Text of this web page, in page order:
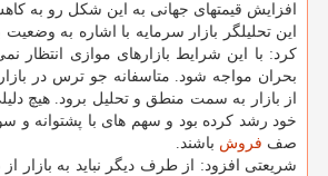
افزایش قیمتهای جهانی به این شکل رو به
این تحلیلگر بازار سرمایه با اشاره به وضعیت
کرد: با این شرایط بازارهای موازی انتظار
بحران مواجه شود. متاسفانه جو ترس در
از بازار به سمت منطق و تحلیل برود. هیچ
خود رشد کرده بود و سهم های با پشتوانه و
صف فروش باشند.
شریعتی افزود: از طرف دیگر نباید به بازار